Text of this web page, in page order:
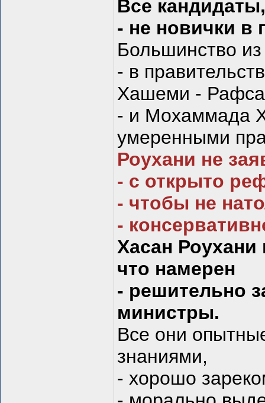
Все
- не новички в
Большинство
- в
Хашеми -
- и Мохаммада
умеренными
Роухани не
- с открыто
- чтобы не
-
Хасан
что намерен
- решительно
министры.
Все они
знаниями,
- хорошо